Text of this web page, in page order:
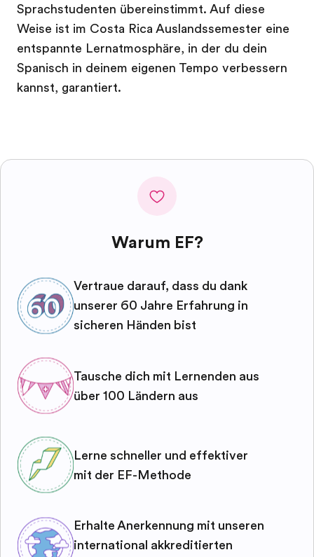
Sprachstudenten übereinstimmt. Auf diese
Weise ist im Costa Rica Auslandssemester eine
entspannte Lernatmosphäre, in der du dein
Spanisch in deinem eigenen Tempo verbessern
kannst, garantiert.
Warum EF?
Vertraue darauf, dass du dank
unserer 60 Jahre Erfahrung in
sicheren Händen bist
Tausche dich mit Lernenden aus
über 100 Ländern aus
Lerne schneller und effektiver
mit der EF-Methode
Erhalte Anerkennung mit unseren
international akkreditierten